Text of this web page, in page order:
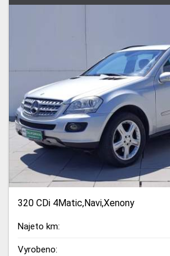
320 CDi 4Matic,Navi,Xenony
Najeto km:
Vyrobeno: